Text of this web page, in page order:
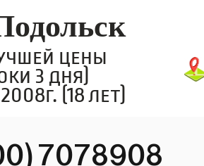
цены
3 дня)
(18 лет)